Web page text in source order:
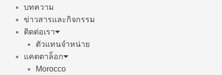
บทความ
ข่าวสารและกิจกรรม
ติดต่อเรา
ตัวแทนจำหน่าย
แคตตาล็อก
Morocco